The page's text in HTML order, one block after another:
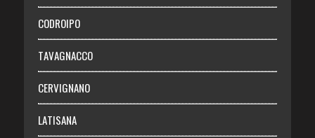
Necrologie
Chi siamo
Abbonati
Login
CODROIPO
TAVAGNACCO
CERVIGNANO
LATISANA